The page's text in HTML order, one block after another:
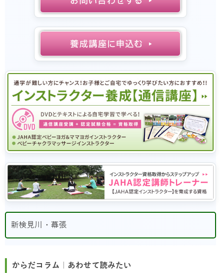
新検見川・幕張
からだコラム｜あわせて読みたい